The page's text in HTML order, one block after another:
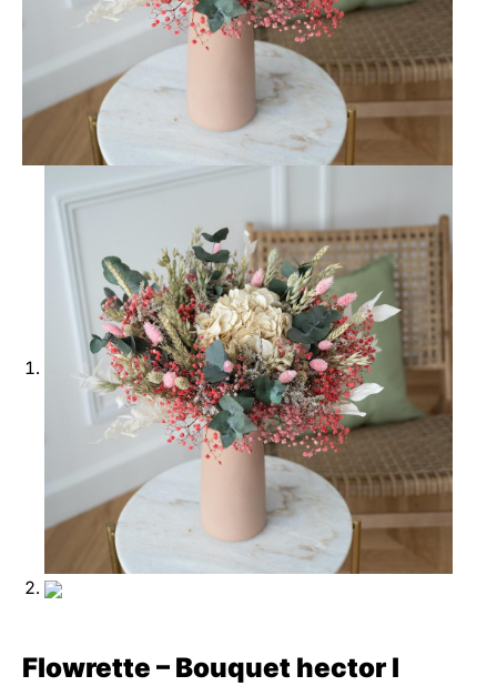
Ajouter à ma Kyft list
Flowrette – Bouquet hector l